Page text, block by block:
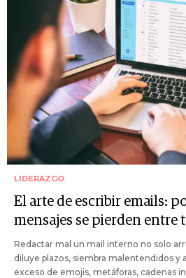
LIDERAZGO
El arte de escribir emails:
mensajes se pierden entre
Redactar mal un mail interno no solo
diluye plazos, siembra malentendidos y
exceso de emojis, metáforas, cadenas